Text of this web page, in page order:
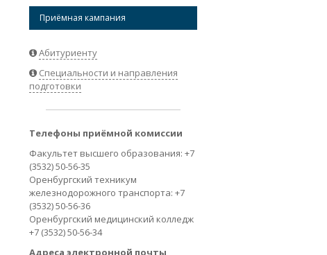
Приёмная кампания
Абитуриенту
Специальности и направления
подготовки
Телефоны приёмной комиссии
Факультет высшего образования: +7
(3532) 50-56-35
Оренбургский техникум
железнодорожного транспорта: +7
(3532) 50-56-36
Оренбургский медицинский колледж
+7 (3532) 50-56-34
Адреса электронной почты